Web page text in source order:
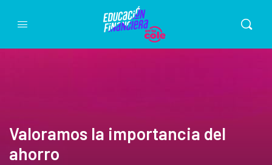
Valoramos la importancia del
ahorro